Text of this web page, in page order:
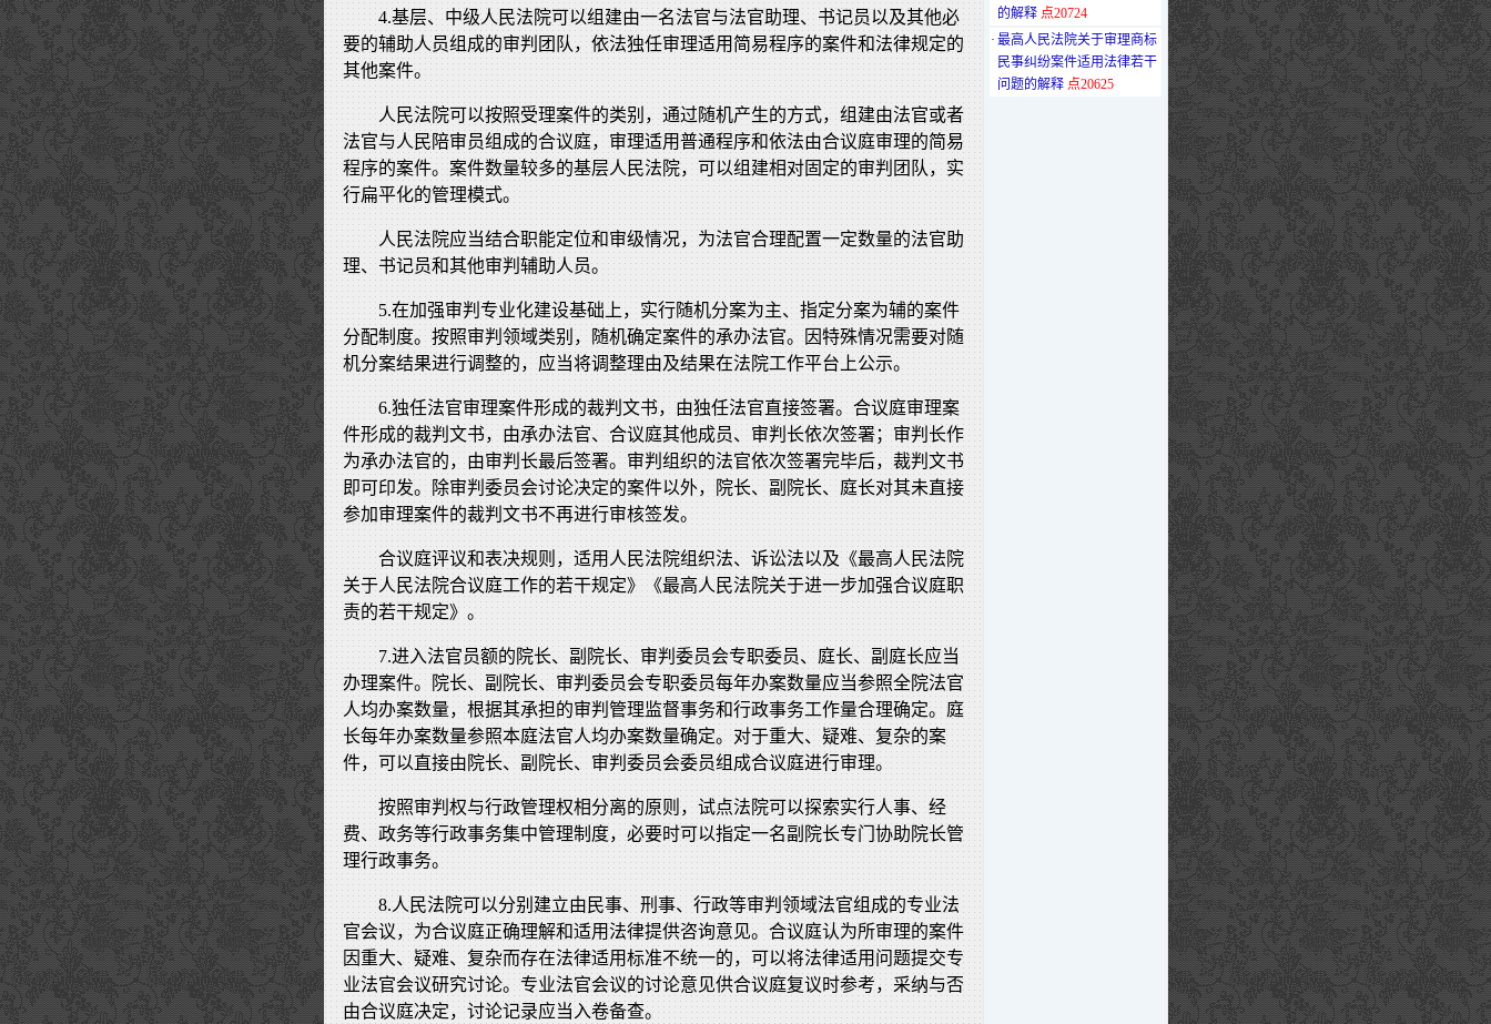
4.基层、中级人民法院可以组建由一名法官与法官助理、书记员以及其他必
要的辅助人员组成的审判团队，依法独任审理适用简易程序的案件和法律规定的
其他案件。
人民法院可以按照受理案件的类别，通过随机产生的方式，组建由法官或者
法官与人民陪审员组成的合议庭，审理适用普通程序和依法由合议庭审理的简易
程序的案件。案件数量较多的基层人民法院，可以组建相对固定的审判团队，实
行扁平化的管理模式。
人民法院应当结合职能定位和审级情况，为法官合理配置一定数量的法官助
理、书记员和其他审判辅助人员。
5.在加强审判专业化建设基础上，实行随机分案为主、指定分案为辅的案件
分配制度。按照审判领域类别，随机确定案件的承办法官。因特殊情况需要对随
机分案结果进行调整的，应当将调整理由及结果在法院工作平台上公示。
6.独任法官审理案件形成的裁判文书，由独任法官直接签署。合议庭审理案
件形成的裁判文书，由承办法官、合议庭其他成员、审判长依次签署；审判长作
为承办法官的，由审判长最后签署。审判组织的法官依次签署完毕后，裁判文书
即可印发。除审判委员会讨论决定的案件以外，院长、副院长、庭长对其未直接
参加审理案件的裁判文书不再进行审核签发。
合议庭评议和表决规则，适用人民法院组织法、诉讼法以及《最高人民法院
关于人民法院合议庭工作的若干规定》《最高人民法院关于进一步加强合议庭职
责的若干规定》。
7.进入法官员额的院长、副院长、审判委员会专职委员、庭长、副庭长应当
办理案件。院长、副院长、审判委员会专职委员每年办案数量应当参照全院法官
人均办案数量，根据其承担的审判管理监督事务和行政事务工作量合理确定。庭
长每年办案数量参照本庭法官人均办案数量确定。对于重大、疑难、复杂的案
件，可以直接由院长、副院长、审判委员会委员组成合议庭进行审理。
按照审判权与行政管理权相分离的原则，试点法院可以探索实行人事、经
费、政务等行政事务集中管理制度，必要时可以指定一名副院长专门协助院长管
理行政事务。
8.人民法院可以分别建立由民事、刑事、行政等审判领域法官组成的专业法
官会议，为合议庭正确理解和适用法律提供咨询意见。合议庭认为所审理的案件
因重大、疑难、复杂而存在法律适用标准不统一的，可以将法律适用问题提交专
业法官会议研究讨论。专业法官会议的讨论意见供合议庭复议时参考，采纳与否
由合议庭决定，讨论记录应当入卷备查。
的解释 点20724
· 最高人民法院关于审理商标
民事纠纷案件适用法律若干
问题的解释 点20625